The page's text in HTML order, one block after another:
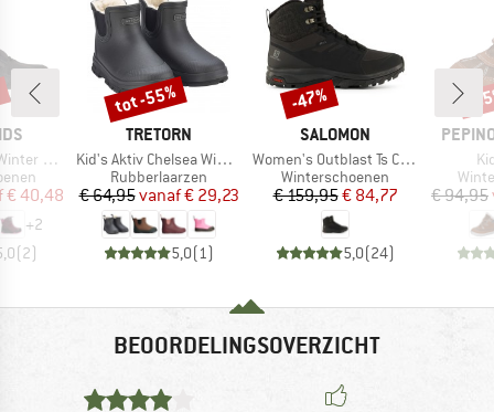
Boots
prijs
€ 40,48
+2
(2)
MERK
TRETORN
Artikel
Kid's Aktiv Chelsea Winter
Productgroep
Rubberlaarzen
Prijs
€ 64,95 Verlaagde prijs
vanaf€ 29,23
5,0(1)
Korting
tot -55%
MERK
SALOMON
Artikel
Women's Outblast Ts CSWP
Productgroep
Winterschoenen
Prijs
€ 159,95Verlaagde prijs
€ 84,77
5,0(24)
Korting
-47%
MERK
€ 94,95
-
BEOORDELINGSOVERZICHT